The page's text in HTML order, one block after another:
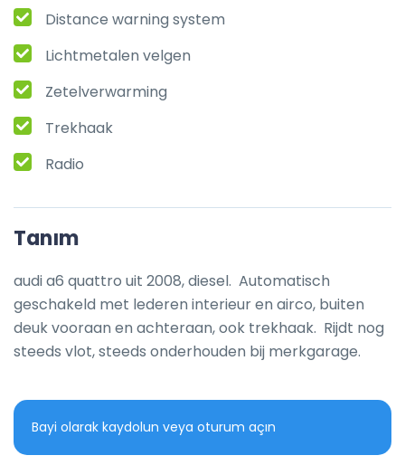
Distance warning system
Lichtmetalen velgen
Zetelverwarming
Trekhaak
Radio
Tanım
audi a6 quattro uit 2008, diesel.  Automatisch
geschakeld met lederen interieur en airco, buiten
deuk vooraan en achteraan, ook trekhaak.  Rijdt nog
steeds vlot, steeds onderhouden bij merkgarage.
Bayi olarak kaydolun veya oturum açın